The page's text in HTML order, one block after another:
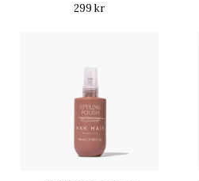
299 kr